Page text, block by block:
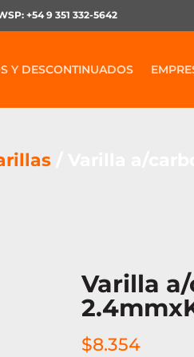
+54 9 351 332-5642
Y DESCONTINUADOS
/ Varilla a/
Varilla
$8.354